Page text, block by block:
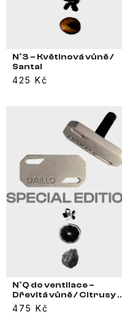
N°3 – Květinová vůně /
Santal
425 Kč
N°Q do ventilace –
Dřevitá vůně / Citrusy /
Levandule
475 Kč